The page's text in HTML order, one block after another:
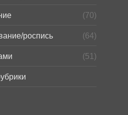
(70)
роспись (64)
(51)